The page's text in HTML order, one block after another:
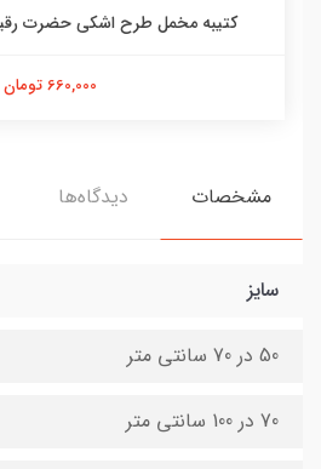
کتیبه مخمل طرح اشکی حضرت
660,000 تومان
مشخصات دیدگاه‌ها
سایز
50 در 70 سانتی متر
70 در 100 سانتی متر